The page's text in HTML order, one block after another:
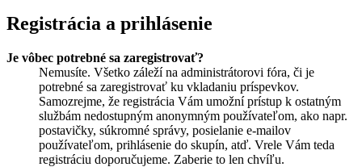
Registrácia a prihlásenie
Je vôbec potrebné sa zaregistrovať?
Nemusíte. Všetko záleží na administrátorovi fóra, či je
potrebné sa zaregistrovať ku vkladaniu príspevkov.
Samozrejme, že registrácia Vám umožní prístup k ostatným
službám nedostupným anonymným používateľom, ako napr.
postavičky, súkromné správy, posielanie e-mailov
používateľom, prihlásenie do skupín, atď. Vrele Vám teda
registráciu doporučujeme. Zaberie to len chvíľu.